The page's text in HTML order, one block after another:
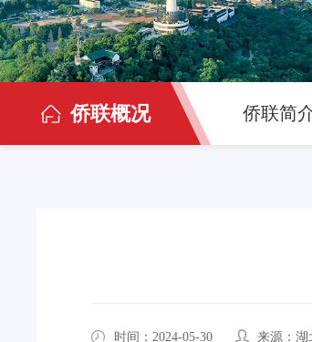
侨联概况 侨联简
时间：2024-05-30 来源：湖